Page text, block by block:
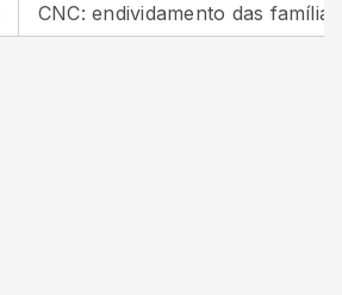
endividamento das famílias sobe